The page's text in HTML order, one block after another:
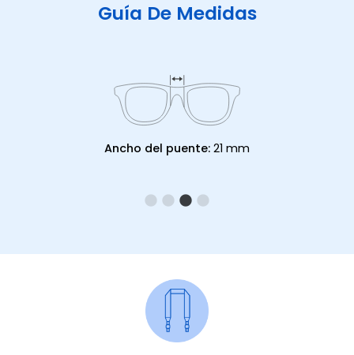
Guía De Medidas
Ancho del puente: 21 mm